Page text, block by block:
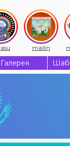
mailin
Галерея